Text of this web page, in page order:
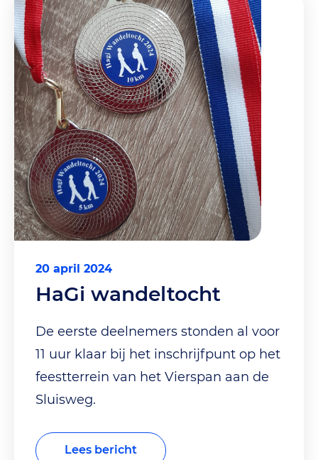
20 april 2024
HaGi wandeltocht
De eerste deelnemers stonden al voor
11 uur klaar bij het inschrijfpunt op het
feestterrein van het Vierspan aan de
Sluisweg.
Lees bericht